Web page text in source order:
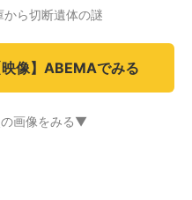
ら切断遺体の謎
映像】ABEMAでみる
画像をみる▼